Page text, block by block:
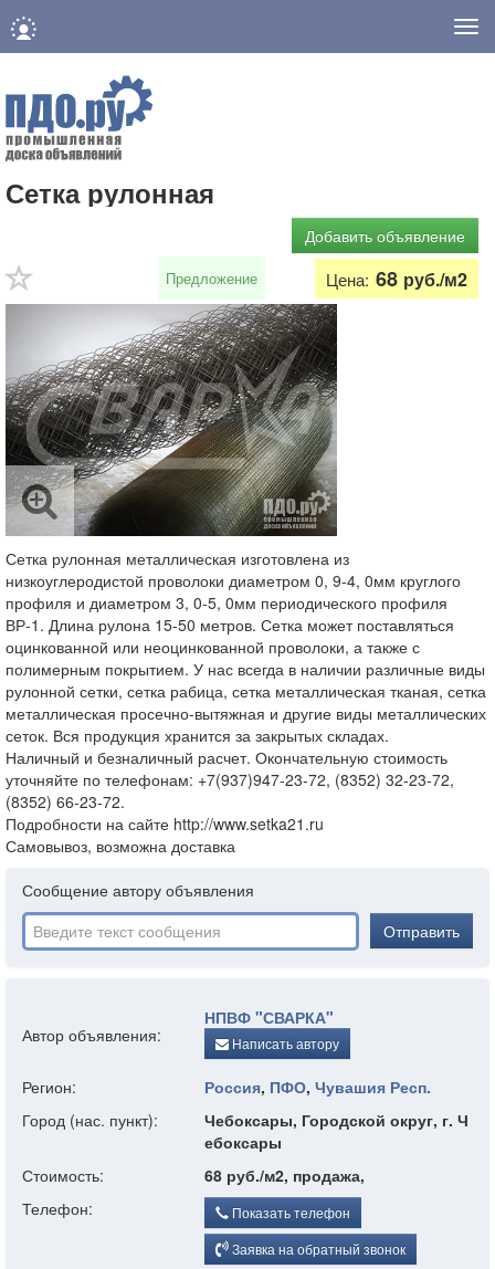
Сетка рулонная
Добавить объявление
Предложение Цена: 68 руб./м2
Сетка рулонная металлическая изготовлена из
низкоуглеродистой проволоки диаметром 0, 9-4, 0мм круглого
профиля и диаметром 3, 0-5, 0мм периодического профиля
ВР-1. Длина рулона 15-50 метров. Сетка может поставляться
оцинкованной или неоцинкованной проволоки, а также с
полимерным покрытием. У нас всегда в наличии различные виды
рулонной сетки, сетка рабица, сетка металлическая тканая, сетка
металлическая просечно-вытяжная и другие виды металлических
сеток. Вся продукция хранится за закрытых складах.
Наличный и безналичный расчет. Окончательную стоимость
уточняйте по телефонам: +7(937)947-23-72, (8352) 32-23-72,
(8352) 66-23-72.
Подробности на сайте http://www.setka21.ru
Самовывоз, возможна доставка
Сообщение автору объявления
Отправить
Автор объявления:
НПВФ "СВАРКА"
Написать автору
Регион: Россия, ПФО, Чувашия Респ.
Город (нас. пункт):
Чебоксары, Городской округ, г. Ч
ебоксары
Стоимость:
68 руб./м2, продажа,
Телефон:
Показать телефон
Заявка на обратный звонок